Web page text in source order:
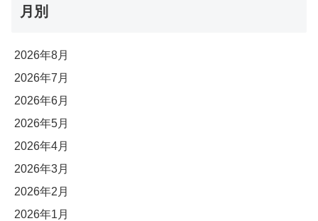
月別
2026年8月
2026年7月
2026年6月
2026年5月
2026年4月
2026年3月
2026年2月
2026年1月